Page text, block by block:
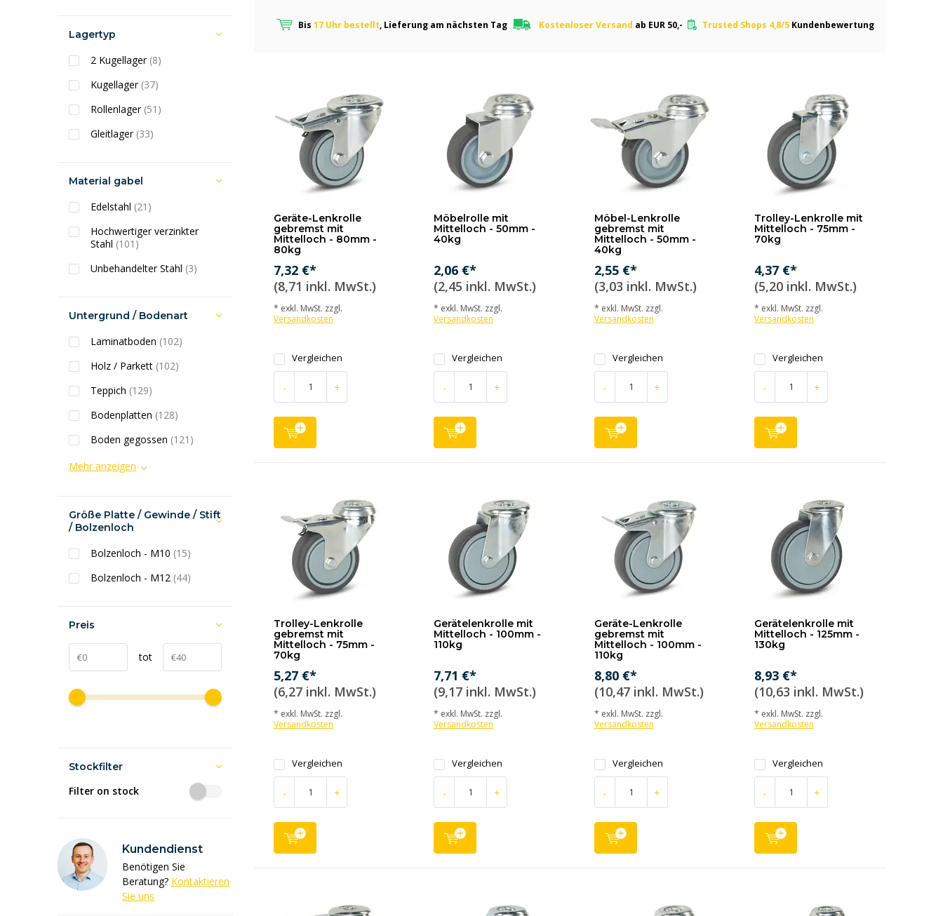
Bis 17 Uhr bestellt, Lieferung am nächsten Tag Kostenloser Versand ab EUR 50,- Trusted Shops 4,8/5 Kundenbewertung
Geräte-Lenkrolle
gebremst mit
Mittelloch - 80mm -
80kg
7,32 €*
(8,71 inkl. MwSt.)
* exkl. MwSt. zzgl.
Versandkosten
Vergleichen
- +
Möbelrolle mit
Mittelloch - 50mm -
40kg
2,06 €*
(2,45 inkl. MwSt.)
* exkl. MwSt. zzgl.
Versandkosten
Vergleichen
- +
Möbel-Lenkrolle
gebremst mit
Mittelloch - 50mm -
40kg
2,55 €*
(3,03 inkl. MwSt.)
* exkl. MwSt. zzgl.
Versandkosten
Vergleichen
- +
Trolley-Lenkrolle mit
Mittelloch - 75mm -
70kg
4,37 €*
(5,20 inkl. MwSt.)
* exkl. MwSt. zzgl.
Versandkosten
Vergleichen
- +
Trolley-Lenkrolle
gebremst mit
Mittelloch - 75mm -
70kg
5,27 €*
(6,27 inkl. MwSt.)
* exkl. MwSt. zzgl.
Versandkosten
Vergleichen
- +
Gerätelenkrolle mit
Mittelloch - 100mm -
110kg
7,71 €*
(9,17 inkl. MwSt.)
* exkl. MwSt. zzgl.
Versandkosten
Vergleichen
- +
Geräte-Lenkrolle
gebremst mit
Mittelloch - 100mm -
110kg
8,80 €*
(10,47 inkl. MwSt.)
* exkl. MwSt. zzgl.
Versandkosten
Vergleichen
- +
Gerätelenkrolle mit
Mittelloch - 125mm -
130kg
8,93 €*
(10,63 inkl. MwSt.)
* exkl. MwSt. zzgl.
Versandkosten
Vergleichen
- +
Lagertyp
2 Kugellager (8)
Kugellager (37)
Rollenlager (51)
Gleitlager (33)
Material gabel
Edelstahl (21)
Hochwertiger verzinkter
Stahl (101)
Unbehandelter Stahl (3)
Untergrund / Bodenart
Laminatboden (102)
Holz / Parkett (102)
Teppich (129)
Bodenplatten (128)
Boden gegossen (121)
Mehr anzeigen
Größe Platte / Gewinde / Stift
/ Bolzenloch
Bolzenloch - M10 (15)
Bolzenloch - M12 (44)
Preis
tot
Stockfilter
Filter on stock
Kundendienst
Benötigen Sie
Beratung? Kontaktieren
Sie uns